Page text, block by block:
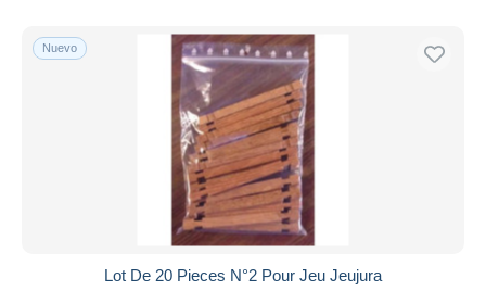
Sólo con descuento
Envío gratis
Métodos de pago
Transferencia bancaria
Mastercard
Bancontact
iDeal
Nuevo
Lot De 20 Pieces N°2 Pour Jeu Jeujura